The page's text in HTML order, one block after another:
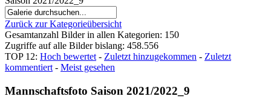
Zurück zur Kategorieübersicht
Gesamtanzahl Bilder in allen Kategorien: 150
Zugriffe auf alle Bilder bislang: 458.556
TOP 12: Hoch bewertet - Zuletzt hinzugekommen - Zuletzt
kommentiert - Meist gesehen
Mannschaftsfoto Saison 2021/2022_9